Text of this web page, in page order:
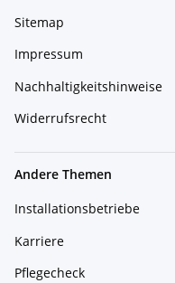
Sitemap
Impressum
Nachhaltigkeitshinweise
Widerrufsrecht
Andere Themen
Installationsbetriebe
Karriere
Pflegecheck